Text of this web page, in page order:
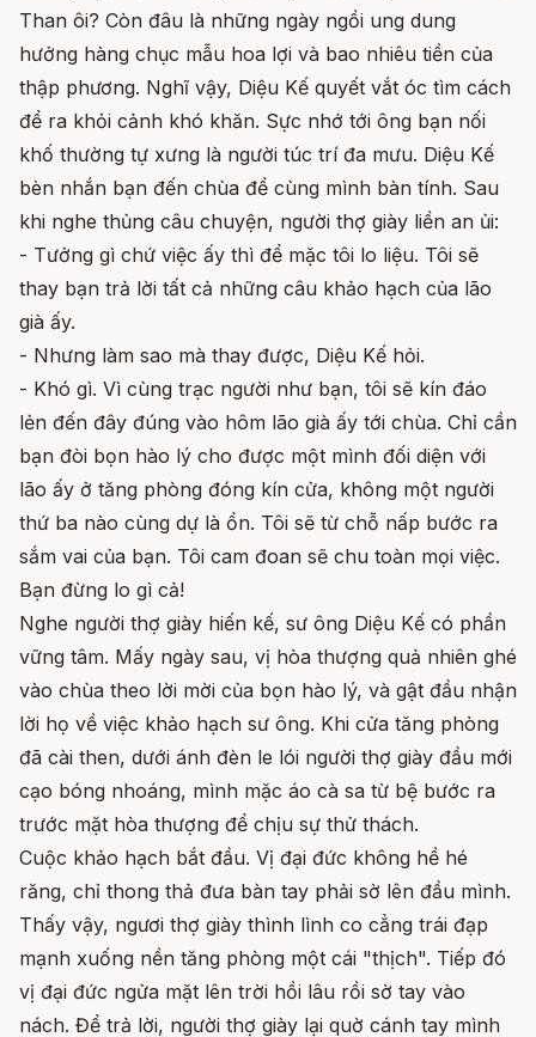
Than ôi? Còn đâu là những ngày ngồi ung dung
hưởng hàng chục mẫu hoa lợi và bao nhiêu tiền của
thập phương. Nghĩ vậy, Diệu Kế quyết vắt óc tìm cách
để ra khỏi cảnh khó khăn. Sực nhớ tới ông bạn nối
khố thường tự xưng là người túc trí đa mưu. Diệu Kế
bèn nhắn bạn đến chùa để cùng mình bàn tính. Sau
khi nghe thủng câu chuyện, người thợ giày liền an ủi:
- Tưởng gì chứ việc ấy thì để mặc tôi lo liệu. Tôi sẽ
thay bạn trả lời tất cả những câu khảo hạch của lão
già ấy.
- Nhưng làm sao mà thay được, Diệu Kế hỏi.
- Khó gì. Vì cùng trạc người như bạn, tôi sẽ kín đáo
lẻn đến đây đúng vào hôm lão già ấy tới chùa. Chỉ cần
bạn đòi bọn hào lý cho được một mình đối diện với
lão ấy ở tăng phòng đóng kín cửa, không một người
thứ ba nào cùng dự là ổn. Tôi sẽ từ chỗ nấp bước ra
sắm vai của bạn. Tôi cam đoan sẽ chu toàn mọi việc.
Bạn đừng lo gì cả!
Nghe người thợ giày hiến kế, sư ông Diệu Kế có phần
vững tâm. Mấy ngày sau, vị hòa thượng quả nhiên ghé
vào chùa theo lời mời của bọn hào lý, và gật đầu nhận
lời họ về việc khảo hạch sư ông. Khi cửa tăng phòng
đã cài then, dưới ánh đèn le lói người thợ giày đầu mới
cạo bóng nhoáng, mình mặc áo cà sa từ bệ bước ra
trước mặt hòa thượng để chịu sự thử thách.
Cuộc khảo hạch bắt đầu. Vị đại đức không hề hé
răng, chỉ thong thả đưa bàn tay phải sờ lên đầu mình.
Thấy vậy, ngươi thợ giày thình lình co cẳng trái đạp
mạnh xuống nền tăng phòng một cái "thịch". Tiếp đó
vị đại đức ngửa mặt lên trời hồi lâu rồi sờ tay vào
nách. Để trả lời, người thợ giày lại quờ cánh tay mình